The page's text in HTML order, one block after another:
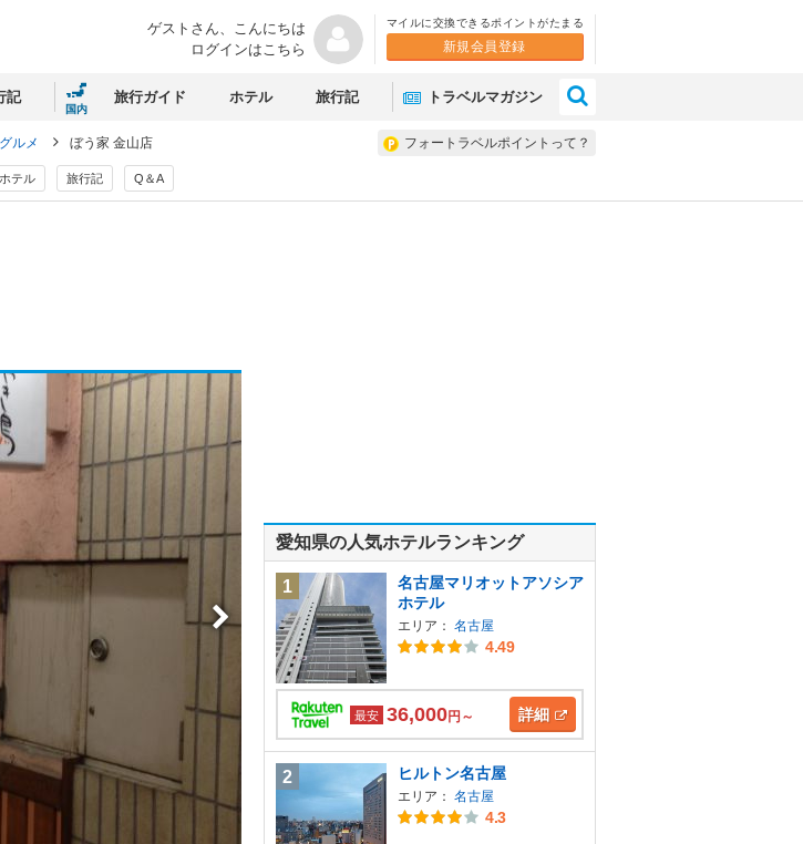
ゲストさん、 こんにちは
ログインはこちら
マイルに交換できるポイントがたまる
新規会員登録
記
国内
旅行ガイド ホテル 旅行記 トラベルマガジン
フォートラベルポイントって？
ルメ ぼう家 金山店
ホテル 旅行記 Q＆A
愛知県の人気ホテルランキング
1
名古屋マリオットアソシア
ホテル
エリア： 名古屋
4.49
最安 36,000円～ 詳細
2 ヒルトン名古屋
エリア： 名古屋
4.3